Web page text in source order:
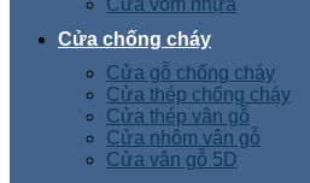
Cửa vòm nhựa
Cửa chống cháy
Cửa gỗ chống cháy
Cửa thép chống cháy
Cửa thép vân gỗ
Cửa nhôm vân gỗ
Cửa vân gỗ 5D